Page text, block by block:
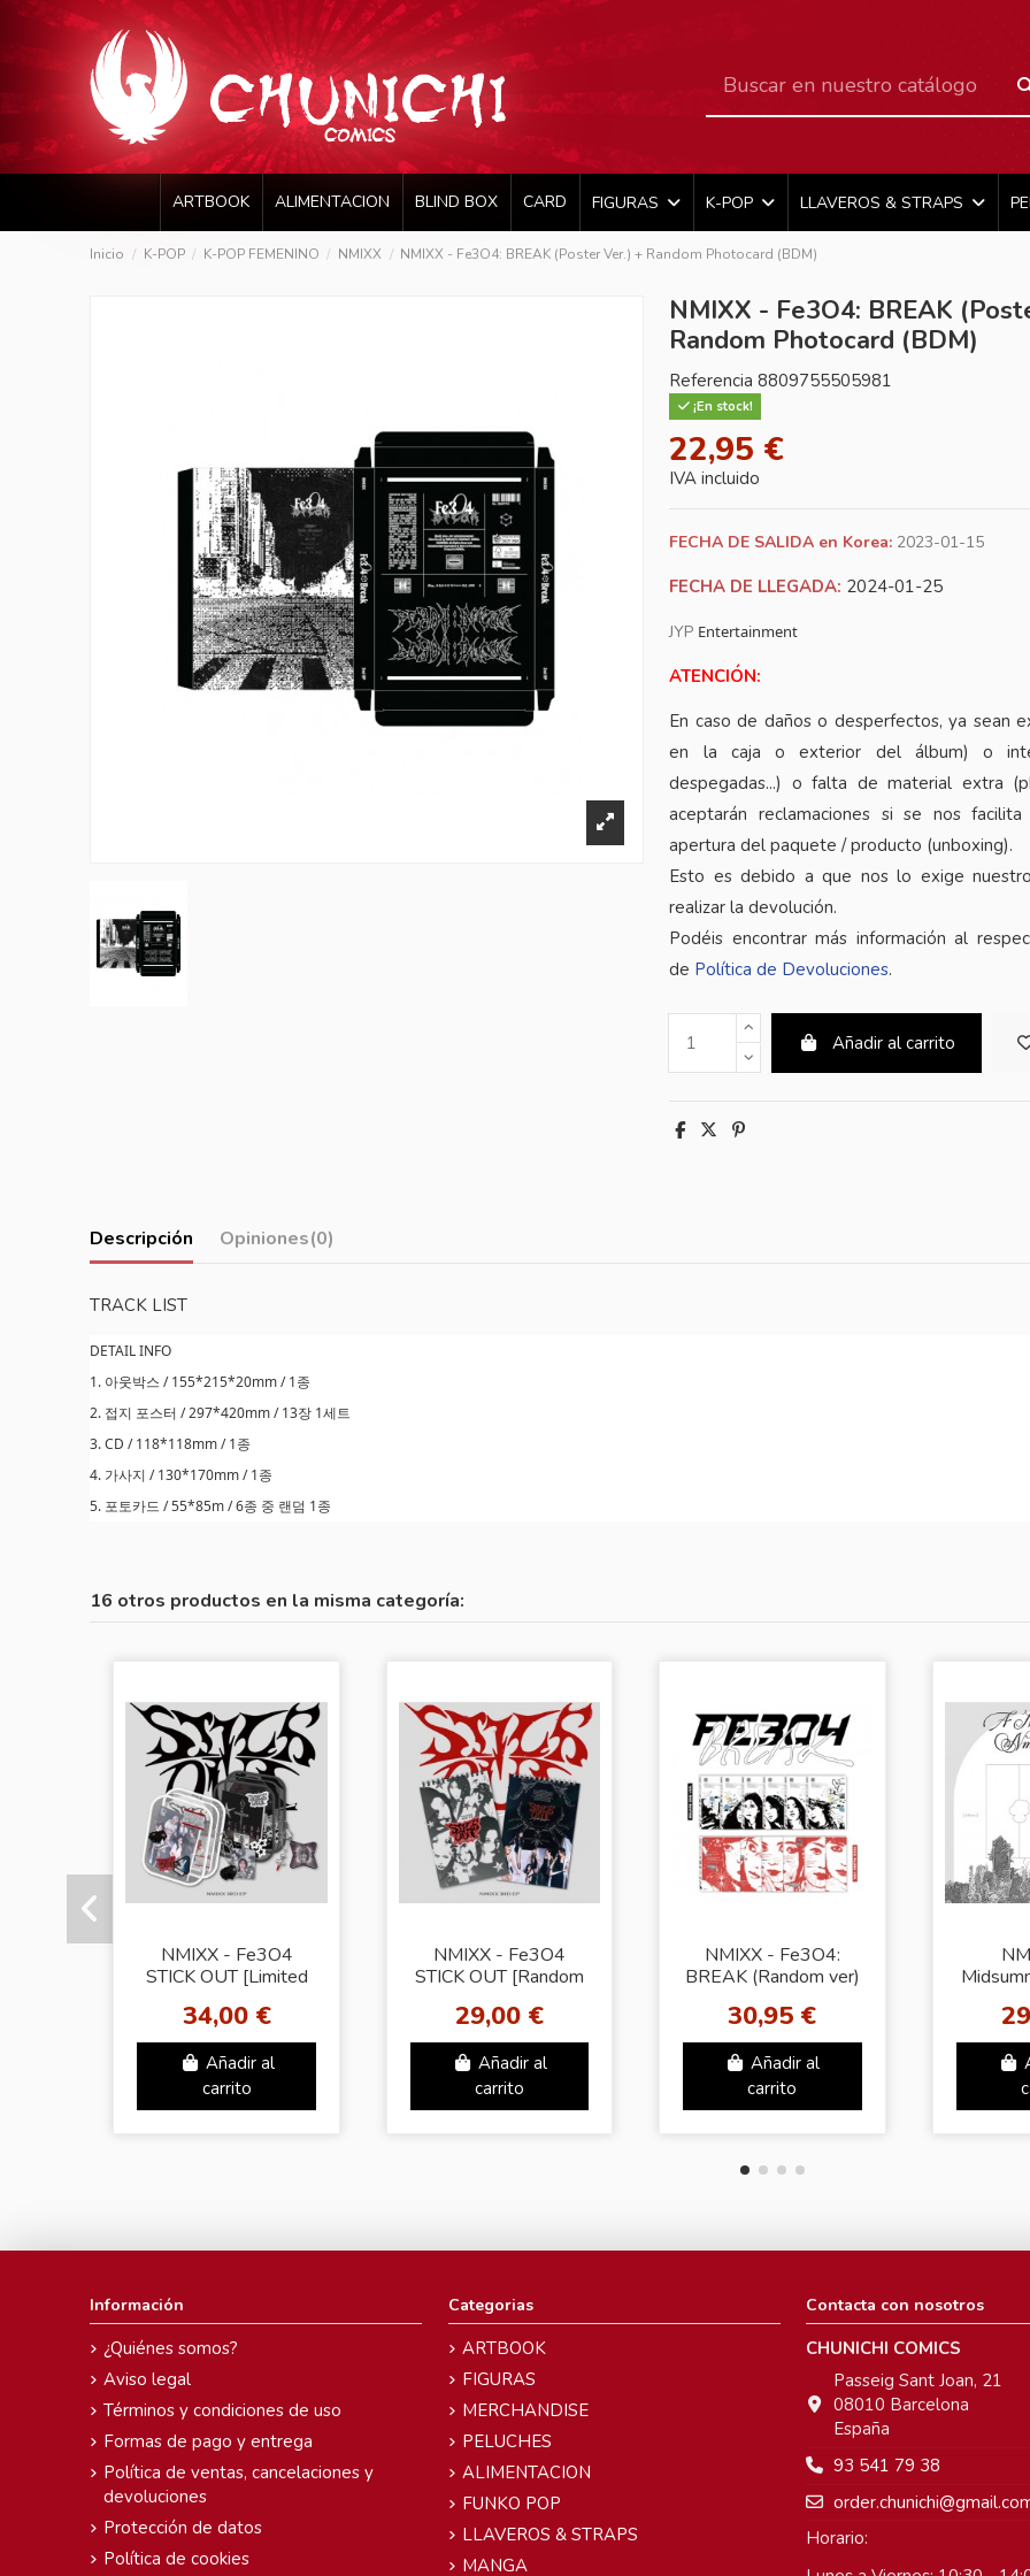
ARTBOOK ALIMENTACION BLIND BOX CARD FIGURAS K-POP LLAVEROS & STRAPS
Inicio K-POP K-POP FEMENINO NMIXX NMIXX - Fe3O4: BREAK (Poster Ver.) + Random Photocard (BDM)
NMIXX - Fe3O4: BREAK
Random Photocard (BDM)
Referencia 8809755505981
¡En stock!
22,95 €
IVA incluido
FECHA DE SALIDA en Korea: 2023-01-15
FECHA DE LLEGADA: 2024-01-25
JYP Entertainment
ATENCIÓN:
En caso de daños o desperfectos, ya sean
en la caja o exterior del álbum) o
despegadas...) o falta de material extra
aceptarán reclamaciones si se nos
apertura del paquete / producto (unboxing).
Esto es debido a que nos lo exige
realizar la devolución.
Podéis encontrar más información al
de Política de Devoluciones.
Añadir al carrito
Descripción Opiniones(0)
TRACK LIST
DETAIL INFO
1. 아웃박스 / 155*215*20mm / 1종
2. 접지 포스터 / 297*420mm / 13장 1세트
3. CD / 118*118mm / 1종
4. 가사지 / 130*170mm / 1종
5. 포토카드 / 55*85m / 6종 중 랜덤 1종
16 otros productos en la misma categoría:
NMIXX - Fe3O4
STICK OUT [Limited
34,00 €
Añadir al
carrito
NMIXX - Fe3O4
STICK OUT [Random
29,00 €
Añadir al
carrito
NMIXX - Fe3O4:
BREAK (Random ver)
30,95 €
Añadir al
carrito
Información
¿Quiénes somos?
Aviso legal
Términos y condiciones de uso
Formas de pago y entrega
Política de ventas, cancelaciones y
devoluciones
Protección de datos
Política de cookies
Categorias
ARTBOOK
FIGURAS
MERCHANDISE
PELUCHES
ALIMENTACION
FUNKO POP
LLAVEROS & STRAPS
MANGA
Contacta con nosotros
CHUNICHI COMICS
Passeig Sant Joan, 21
08010 Barcelona
España
93 541 79 38
Horario: